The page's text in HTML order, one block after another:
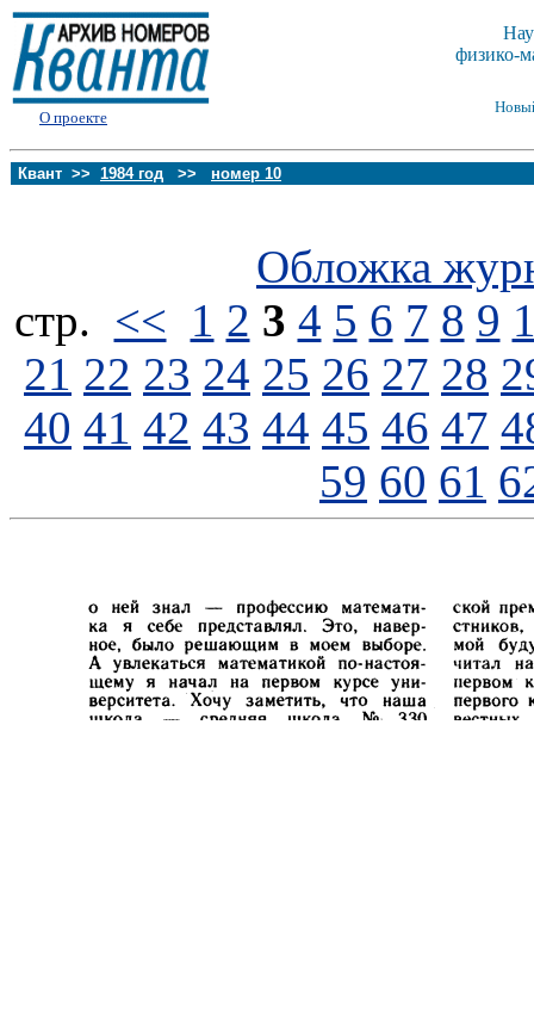
О проекте
физико-
Квант >> 1984 год >> номер 10
Обложка
стp. << 1 2 3 4 5 6 7 8 9
21 22 23 24 25 26 27 28
40 41 42 43 44 45 46 47
59 60 61